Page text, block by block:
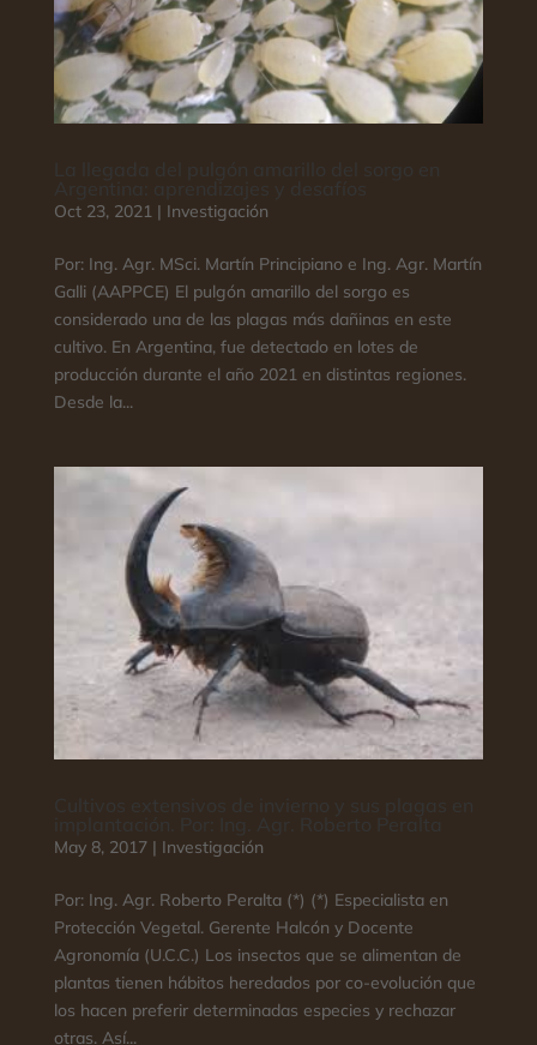
Oct 23, 2021| Investigación
Por: Ing. Agr. MSci. Martín Principiano e Ing. Agr. Martín
Galli (AAPPCE) El pulgón amarillo del sorgo es
considerado una de las plagas más dañinas en este
cultivo. En Argentina, fue detectado en lotes de
producción durante el año 2021 en distintas regiones.
Desde la...
May 8, 2017| Investigación
Por: Ing. Agr. Roberto Peralta (*) (*) Especialista en
Protección Vegetal. Gerente Halcón y Docente
Agronomía (U.C.C.) Los insectos que se alimentan de
plantas tienen hábitos heredados por co-evolución que
los hacen preferir determinadas especies y rechazar
otras. Así...